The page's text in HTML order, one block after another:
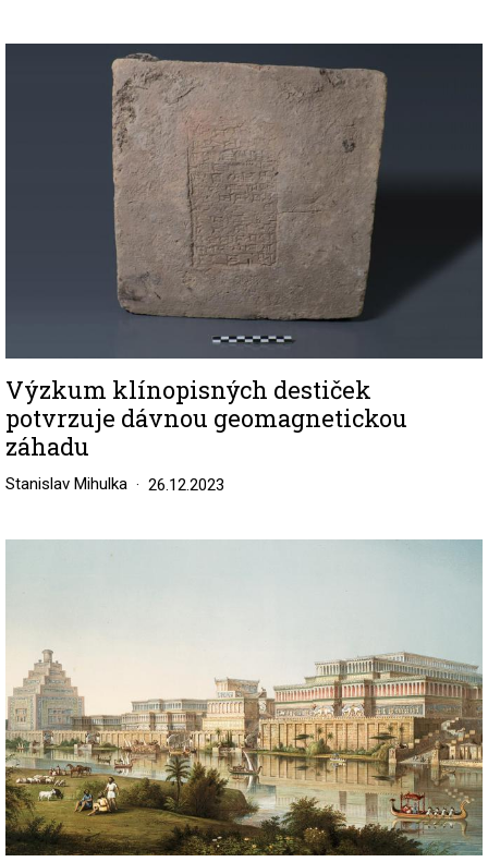
Výzkum klínopisných destiček
potvrzuje dávnou geomagnetickou
záhadu
Stanislav Mihulka 26.12.2023